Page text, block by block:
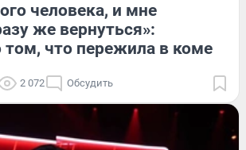
человека, и мне
же вернуться»:
что пережила в коме
2 072 Обсудить